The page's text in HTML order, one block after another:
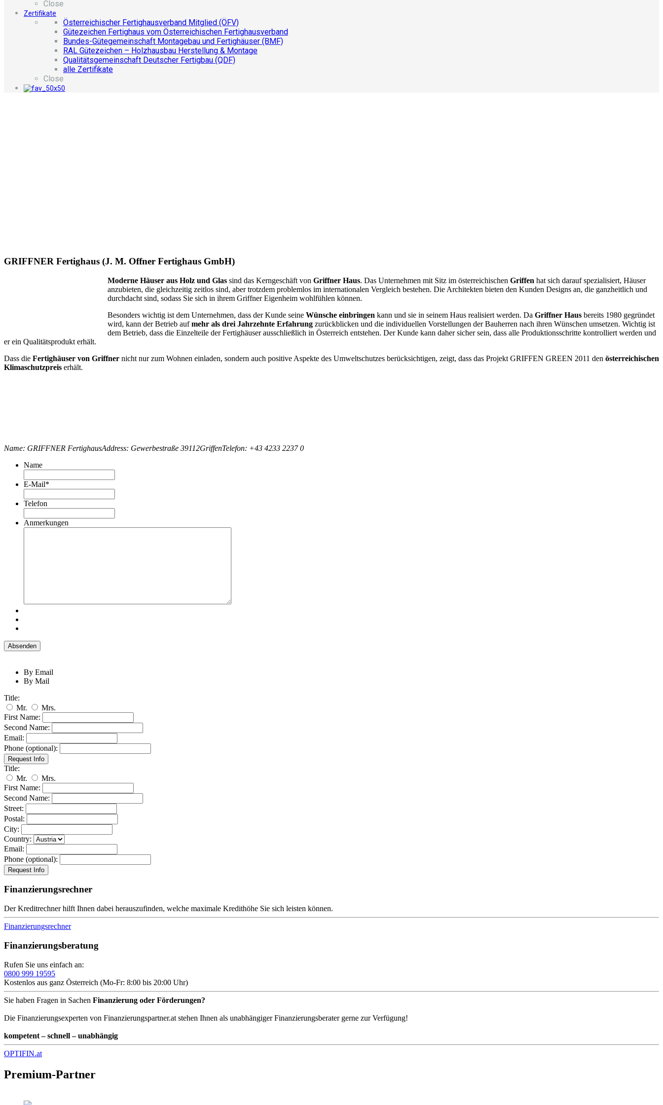
Close
Zertifikate
Österreichischer Fertighausverband Mitglied (ÖFV)
Gütezeichen Fertighaus vom Österreichischen Fertighausverband
Bundes-Gütegemeinschaft Montagebau und Fertighäuser (BMF)
RAL Gütezeichen – Holzhausbau Herstellung & Montage
Qualitätsgemeinschaft Deutscher Fertigbau (QDF)
alle Zertifikate
Close
GRIFFNER Fertighaus (J. M. Offner Fertighaus GmbH)
Moderne Häuser aus Holz und Glas sind das Kerngeschäft von Griffner Haus. Das Unternehmen mit Sitz im österreichischen Griffen hat sich darauf spezialisiert, Häuser
anzubieten, die gleichzeitig zeitlos sind, aber trotzdem problemlos im internationalen Vergleich bestehen. Die Architekten bieten den Kunden Designs an, die ganzheitlich und
durchdacht sind, sodass Sie sich in ihrem Griffner Eigenheim wohlfühlen können.
Besonders wichtig ist dem Unternehmen, dass der Kunde seine Wünsche einbringen kann und sie in seinem Haus realisiert werden. Da Griffner Haus bereits 1980 gegründet
wird, kann der Betrieb aufmehr als drei Jahrzehnte Erfahrung zurückblicken und die individuellen Vorstellungen der Bauherren nach ihren Wünschen umsetzen. Wichtig ist
dem Betrieb, dass die Einzelteile der Fertighäuser ausschließlich in Österreich entstehen. Der Kunde kann daher sicher sein, dass alle Produktionsschritte kontrolliert werden und
er ein Qualitätsprodukt erhält.
Dass die Fertighäuser von Griffner nicht nur zum Wohnen einladen, sondern auch positive Aspekte des Umweltschutzes berücksichtigen, zeigt, dass das Projekt GRIFFEN GREEN 2011 den österreichischen
Klimaschutzpreis erhält.
Name: GRIFFNER FertighausAddress: Gewerbestraße 39112GriffenTelefon: +43 4233 2237 0
Name
E-Mail*
Telefon
Anmerkungen
By Email
By Mail
Title:
Mr.
Mrs.
First Name:
Second Name:
Email:
Phone (optional):
Title:
Mr.
Mrs.
First Name:
Second Name:
Street:
Postal:
City:
Country:
Email:
Phone (optional):
Finanzierungsrechner
Der Kreditrechner hilft Ihnen dabei herauszufinden, welche maximale Kredithöhe Sie sich leisten können.
Finanzierungsrechner
Finanzierungsberatung
Rufen Sie uns einfach an:
0800 999 19595
Kostenlos aus ganz Österreich (Mo-Fr: 8:00 bis 20:00 Uhr)
Sie haben Fragen in Sachen Finanzierung oder Förderungen?
Die Finanzierungsexperten von Finanzierungspartner.at stehen Ihnen als unabhängiger Finanzierungsberater gerne zur Verfügung!
kompetent – schnell – unabhängig
OPTIFIN.at
Premium-Partner